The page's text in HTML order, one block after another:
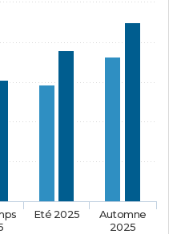
Eté 2025
Automne
2025